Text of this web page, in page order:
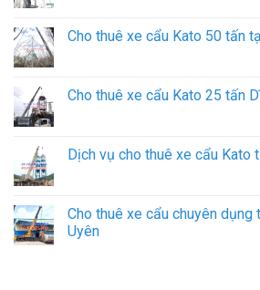
Cho thuê xe cẩu Kato 50 tấn
Cho thuê xe cẩu Kato 25 tấn
Dịch vụ cho thuê xe cẩu Kato
Cho thuê xe cẩu chuyên dụng
Uyên